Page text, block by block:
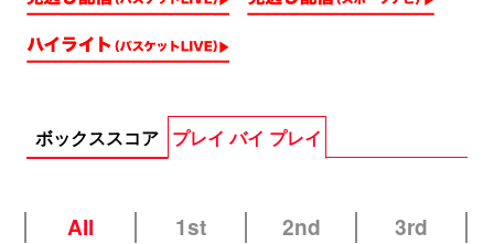
ボックススコア プレイ バイ プレイ
All 1st 2nd
3rd